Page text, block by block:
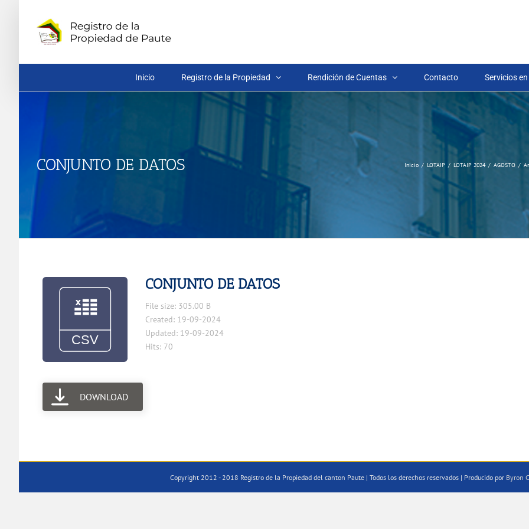
contenido
Inicio Registro de la Propiedad Rendición de Cuentas Contacto Servicios
CONJUNTO DE DATOS Inicio LOTAIP LOTAIP 2024 AGOSTO
CONJUNTO DE DATOS
File size: 305.00 B
Created: 19-09-2024
Updated: 19-09-2024
Hits: 70
DOWNLOAD
Copyright 2012 - 2018 Registro de la Propiedad del canton Paute | Todos los derechos reservados | Producido por Byron